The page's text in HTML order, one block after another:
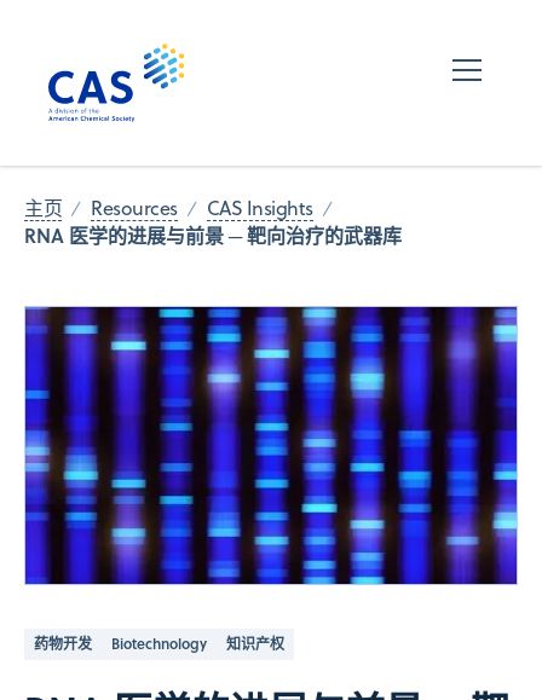
主页 Resources CAS Insights
RNA 医学的进展与前景 ─ 靶向治疗的武器库
药物开发 Biotechnology 知识产权